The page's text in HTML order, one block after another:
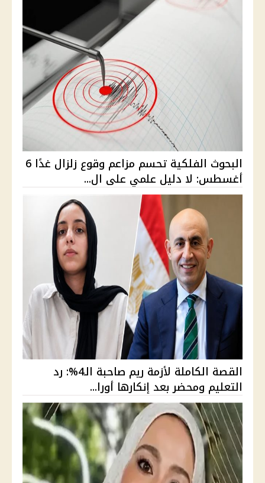
البحوث الفلكية تحسم مزاعم وقوع زلزال غدًا 6
أغسطس: لا دليل علمي على ال...
القصة الكاملة لأزمة ريم صاحبة الـ4%: رد
التعليم ومحضر بعد إنكارها أورا...